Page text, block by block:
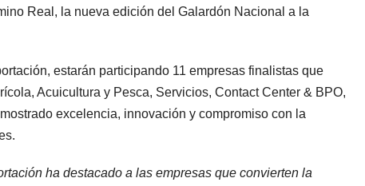
Real, la nueva edición del Galardón Nacional a la
estarán participando 11 empresas finalistas que
Acuicultura y Pesca, Servicios, Contact Center & BPO,
excelencia, innovación y compromiso con la
ha destacado a las empresas que convierten la